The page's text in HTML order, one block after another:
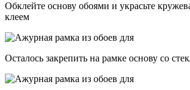
Обклейте основу обоями и украсьте
клеем
Осталось закрепить на рамке основу со